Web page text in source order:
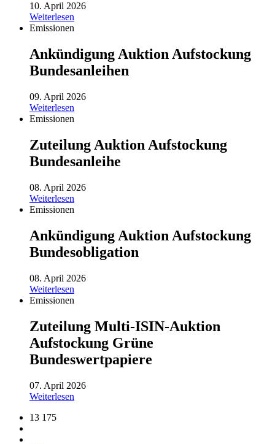
10. April 2026
Weiterlesen
Emissionen
Ankündigung Auktion Aufstockung
Bundesanleihen
09. April 2026
Weiterlesen
Emissionen
Zuteilung Auktion Aufstockung
Bundesanleihe
08. April 2026
Weiterlesen
Emissionen
Ankündigung Auktion Aufstockung
Bundesobligation
08. April 2026
Weiterlesen
Emissionen
Zuteilung Multi-ISIN-Auktion
Aufstockung Grüne
Bundeswertpapiere
07. April 2026
Weiterlesen
13 175